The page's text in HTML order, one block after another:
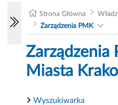
Strona Główna
Zarządzenia PMK
Zarządzenia
Miasta
Wyszukiwarka